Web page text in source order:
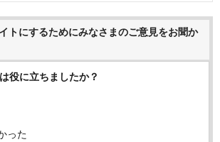
トにするためにみなさまのご意見をお聞か
役に立ちましたか？
った